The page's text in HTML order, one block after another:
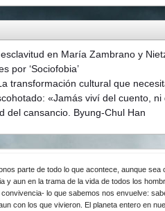
en María Zambrano y
por ‘Sociofobia’
transformación cultural que
«Jamás viví del cuento, ni
del cansancio. Byung-Chul Han
parte de todo lo que acontece, aunque sea
y aun en la trama de la vida de todos los
lo que sabemos nos envuelve:
con los que vivieron. El planeta entero en